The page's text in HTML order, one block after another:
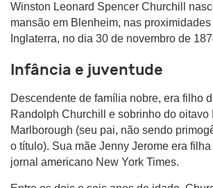
Winston Leonard Spencer Churchill
mansão em Blenheim, nas proximidades
Inglaterra, no dia 30 de novembro de
Infância e juventude
Descendente de família nobre, era filho
Randolph Churchill e sobrinho do oitavo
Marlborough (seu pai, não sendo
o título). Sua mãe Jenny Jerome era
jornal americano New York Times.